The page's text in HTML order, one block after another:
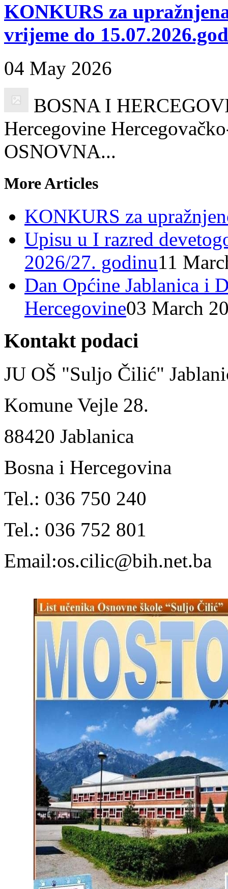
KONKURS za
vrijeme do
04 May 2026
BOSNA I
Hercegovine
OSNOVNA...
More Articles
KONKURS za
Upisu u I razred
2026/27. godinu11
Dan Općine Jablanica i
Hercegovine03 March
Kontakt podaci
JU OŠ "Suljo Čilić"
Komune Vejle 28.
88420 Jablanica
Bosna i Hercegovina
Tel.: 036 750 240
Tel.: 036 752 801
Email:os.cilic@bih.net.ba